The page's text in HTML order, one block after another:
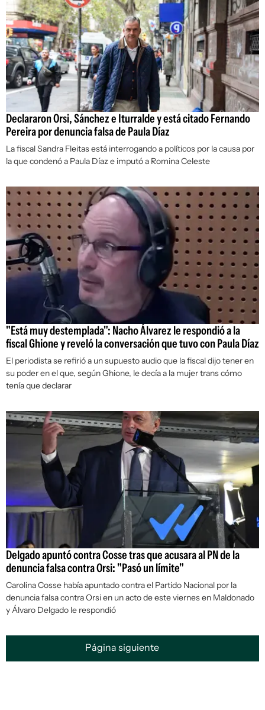
Declararon Orsi, Sánchez e Iturralde y está citado Fernando
Pereira por denuncia falsa de Paula Díaz
La fiscal Sandra Fleitas está interrogando a políticos por la causa por
la que condenó a Paula Díaz e imputó a Romina Celeste
"Está muy destemplada": Nacho Álvarez le respondió a la
fiscal Ghione y reveló la conversación que tuvo con Paula Díaz
El periodista se refirió a un supuesto audio que la fiscal dijo tener en
su poder en el que, según Ghione, le decía a la mujer trans cómo
tenía que declarar
Delgado apuntó contra Cosse tras que acusara al PN de la
denuncia falsa contra Orsi: "Pasó un límite"
Carolina Cosse había apuntado contra el Partido Nacional por la
denuncia falsa contra Orsi en un acto de este viernes en Maldonado
y Álvaro Delgado le respondió
Página siguiente